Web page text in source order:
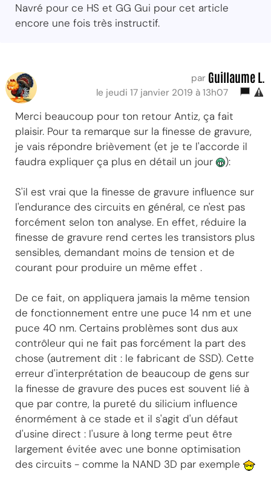
Navré pour ce HS et GG Gui pour cet article
encore une fois très instructif.
par Guillaume L.
le jeudi 17 janvier 2019 à 13h07
Merci beaucoup pour ton retour Antiz, ça fait
plaisir. Pour ta remarque sur la finesse de gravure,
je vais répondre brièvement (et je te l'accorde il
faudra expliquer ça plus en détail un jour
):
S'il est vrai que la finesse de gravure influence sur
l'endurance des circuits en général, ce n'est pas
forcément selon ton analyse. En effet, réduire la
finesse de gravure rend certes les transistors plus
sensibles, demandant moins de tension et de
courant pour produire un même effet .
De ce fait, on appliquera jamais la même tension
de fonctionnement entre une puce 14 nm et une
puce 40 nm. Certains problèmes sont dus aux
contrôleur qui ne fait pas forcément la part des
chose (autrement dit : le fabricant de SSD). Cette
erreur d'interprétation de beaucoup de gens sur
la finesse de gravure des puces est souvent lié à
que par contre, la pureté du silicium influence
énormément à ce stade et il s'agit d'un défaut
d'usine direct : l'usure à long terme peut être
largement évitée avec une bonne optimisation
des circuits - comme la NAND 3D par exemple